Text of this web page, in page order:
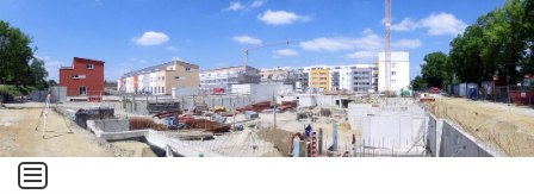
Zum
Inhalt
springen